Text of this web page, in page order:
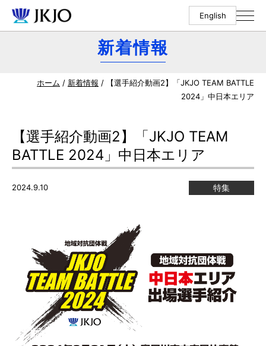
English
新着情報
ホーム / 新着情報 / 【選手紹介動画2】「JKJO TEAM BATTLE
2024」中日本エリア
【選手紹介動画2】「JKJO TEAM
BATTLE 2024」中日本エリア
2024.9.10 特集